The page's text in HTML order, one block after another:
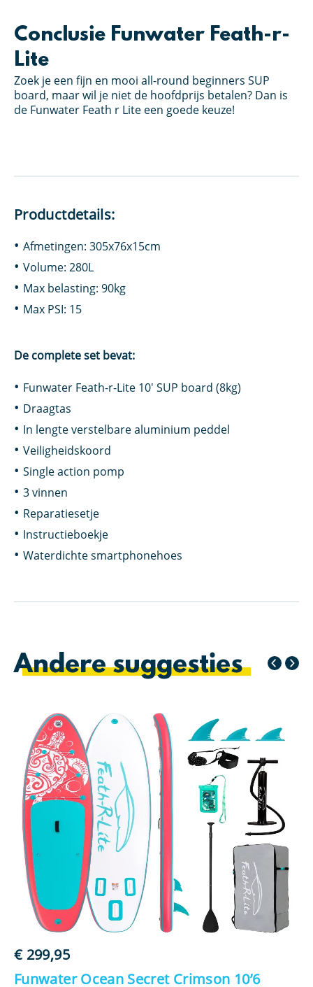
Conclusie Funwater Feath-r-
Lite
Zoek je een fijn en mooi all-round beginners SUP
board, maar wil je niet de hoofdprijs betalen? Dan is
de Funwater Feath r Lite een goede keuze!
Productdetails:
Afmetingen: 305x76x15cm
Volume: 280L
Max belasting: 90kg
Max PSI: 15
De complete set bevat:
Funwater Feath-r-Lite 10′ SUP board (8kg)
Draagtas
In lengte verstelbare aluminium peddel
Veiligheidskoord
Single action pomp
3 vinnen
Reparatiesetje
Instructieboekje
Waterdichte smartphonehoes
Andere suggesties
€299,95
Funwater Ocean Secret Crimson 10’6